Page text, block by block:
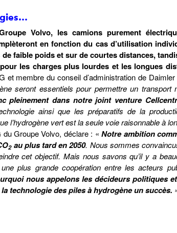
Volvo, les camions purement
en fonction du cas d’utilisation
faible poids et sur de courtes distances,
les charges plus lourdes et les longues
et membre du conseil d’administration de
seront essentiels pour permettre un transport
pleinement dans notre joint venture
ainsi que les préparatifs de la
l’hydrogène vert est la seule voie raisonnable à
du Groupe Volvo, déclare : «Notre ambition
2au plus tard en 2050. Nous sommes
cet objectif. Mais nous savons qu’il y a
plus grande coopération entre les acteurs
nous appelons les décideurs politiques
technologie des piles à hydrogène un succès.